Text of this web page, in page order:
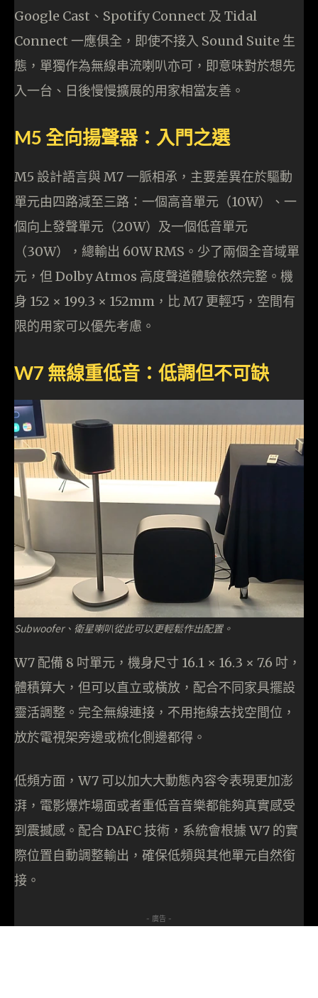
Google Cast、Spotify Connect 及 Tidal
Connect 一應俱全，即使不接入 Sound Suite 生
態，單獨作為無線串流喇叭亦可，即意味對於想先
入一台、日後慢慢擴展的用家相當友善。
M5 全向揚聲器：入門之選
M5 設計語言與 M7 一脈相承，主要差異在於驅動
單元由四路減至三路：一個高音單元（10W）、一
個向上發聲單元（20W）及一個低音單元
（30W），總輸出 60W RMS。少了兩個全音域單
元，但 Dolby Atmos 高度聲道體驗依然完整。機
身 152 × 199.3 × 152mm，比 M7 更輕巧，空間有
限的用家可以優先考慮。
W7 無線重低音：低調但不可缺
Subwoofer、衛星喇叭從此可以更輕鬆作出配置。
W7 配備 8 吋單元，機身尺寸 16.1 × 16.3 × 7.6 吋，
體積算大，但可以直立或橫放，配合不同家具擺設
靈活調整。完全無線連接，不用拖線去找空間位，
放於電視架旁邊或梳化側邊都得。
低頻方面，W7 可以加大大動態內容令表現更加澎
湃，電影爆炸場面或者重低音音樂都能夠真實感受
到震撼感。配合 DAFC 技術，系統會根據 W7 的實
際位置自動調整輸出，確保低頻與其他單元自然銜
接。
- 廣告 -